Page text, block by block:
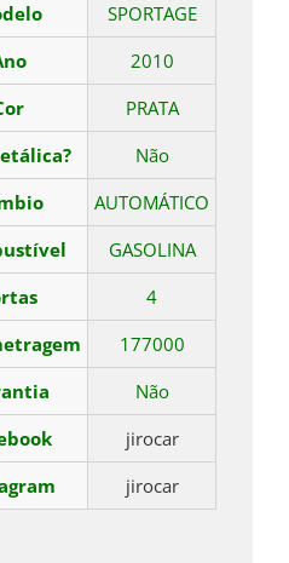
SPORTAGE
2010
PRATA
Não
AUTOMÁTICO
GASOLINA
4
177000
Não
jirocar
jirocar